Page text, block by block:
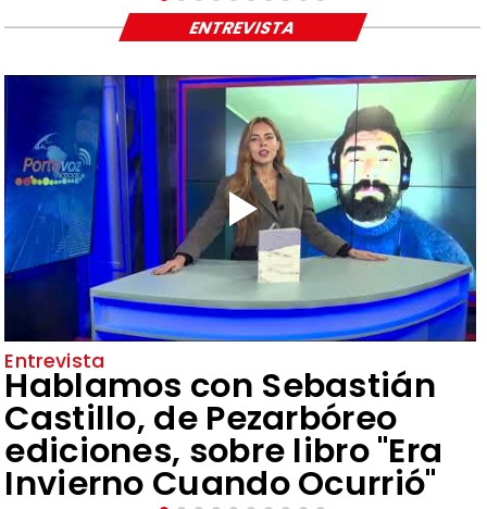
Entrevista
Hablamos con Sebastián
Castillo, de Pezarbóreo
ediciones, sobre libro "Era
Invierno Cuando Ocurrió"
ENTREVISTA